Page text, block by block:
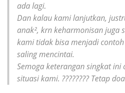
ada lagi.
Dan kalau kami lanjutkan,
anak², krn keharmonisan juga
kami tidak bisa menjadi
saling mencintai.
Semoga keterangan singkat ini
situasi kami. ???????? Tetap